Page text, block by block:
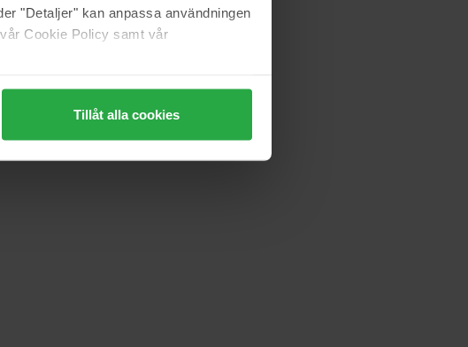
"Detaljer" kan anpassa användningen
Cookie Policy samt vår
Tillåt alla cookies